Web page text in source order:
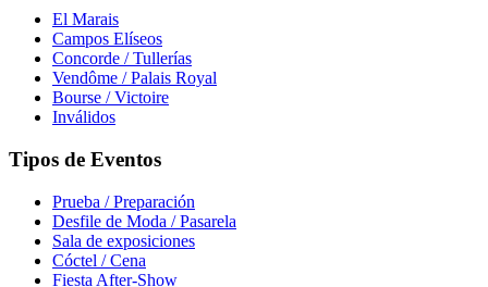
El Marais
Campos Elíseos
Concorde / Tullerías
Vendôme / Palais Royal
Bourse / Victoire
Inválidos
Tipos de Eventos
Prueba / Preparación
Desfile de Moda / Pasarela
Sala de exposiciones
Cóctel / Cena
Fiesta After-Show